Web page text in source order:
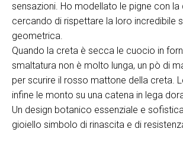
sensazioni. Ho modellato le pigne con la
cercando di rispettare la loro incredibile
geometrica.
Quando la creta è secca le cuocio in
smaltatura non è molto lunga, un pò di
per scurire il rosso mattone della creta.
infine le monto su una catena in lega
Un design botanico essenziale e
gioiello simbolo di rinascita e di